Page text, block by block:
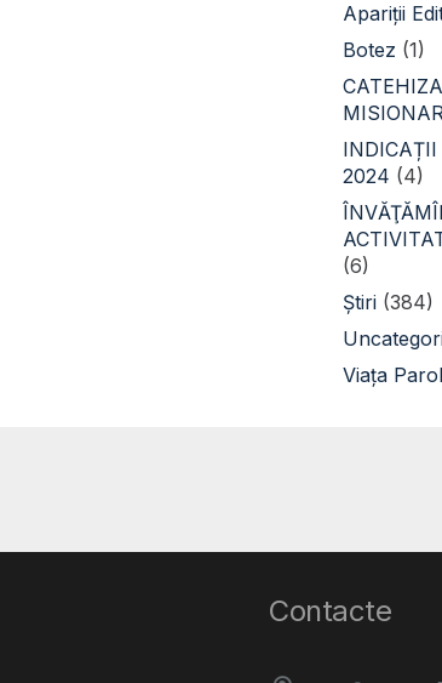
Apariții
Botez (1)
INDICAȚII
2024 (4)
(6)
Știri (384)
Viața
Contacte